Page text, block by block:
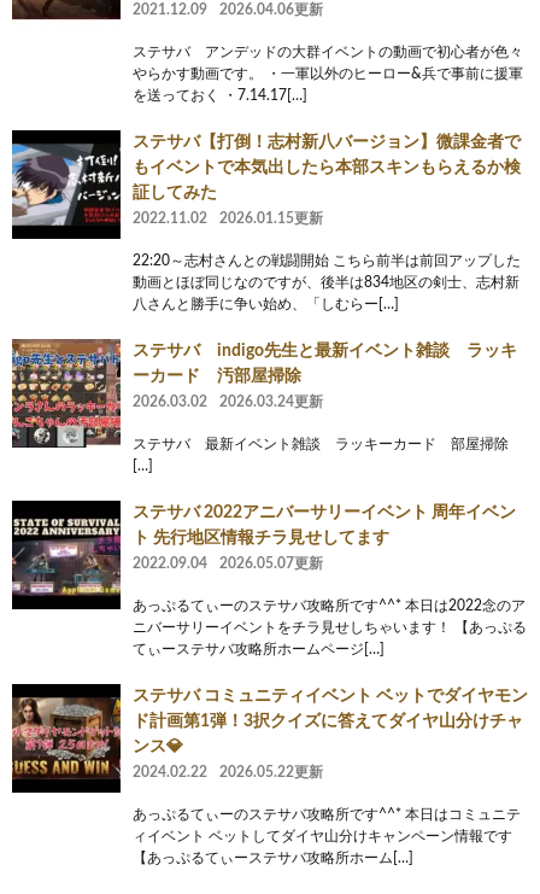
2021.12.09 2026.04.06更新
ステサバ アンデッドの大群イベントの動画で初心者が色々
やらかす動画です。 ・一軍以外のヒーロー&兵で事前に援軍
を送っておく ・7.14.17[…]
ステサバ【打倒！志村新八バージョン】微課金者で
もイベントで本気出したら本部スキンもらえるか検
証してみた
2022.11.02 2026.01.15更新
22:20～志村さんとの戦闘開始 こちら前半は前回アップした
動画とほぼ同じなのですが、後半は834地区の剣士、志村新
八さんと勝手に争い始め、「しむらー[…]
ステサバ indigo先生と最新イベント雑談 ラッキ
ーカード 汚部屋掃除
2026.03.02 2026.03.24更新
ステサバ 最新イベント雑談 ラッキーカード 部屋掃除
[…]
ステサバ 2022アニバーサリーイベント 周年イベン
ト 先行地区情報チラ見せしてます
2022.09.04 2026.05.07更新
あっぷるてぃーのステサバ攻略所です^^* 本日は2022念のア
ニバーサリーイベントをチラ見せしちゃいます！ 【あっぷる
てぃーステサバ攻略所ホームページ[…]
ステサバ コミュニティイベント ベットでダイヤモン
ド計画第1弾！3択クイズに答えてダイヤ山分けチャ
ンス💎
2024.02.22 2026.05.22更新
あっぷるてぃーのステサバ攻略所です^^* 本日はコミュニテ
ィイベント ベットしてダイヤ山分けキャンペーン情報です
【あっぷるてぃーステサバ攻略所ホーム[…]